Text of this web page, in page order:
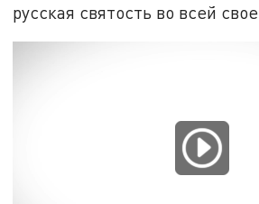
русская святость во всей